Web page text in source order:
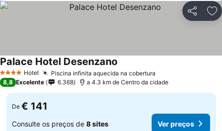
Partilhar
4 EstrelasHotel Piscina infinita aquecida na cobertura
Palace Hotel Desenzano
8,8 Excelente 6.368 a 4.3 km de Centro da cidade
De € 141
Consulte os preços de 8 sites Ver preços